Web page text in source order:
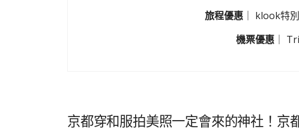
旅程優惠｜ klook特
機票優惠｜
京都穿和服拍美照一定會來的神社！京